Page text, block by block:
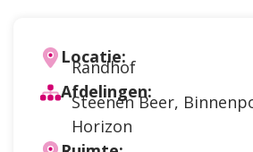
Locatie:
Randhof
Afdelingen:
Steenen Beer,
Horizon